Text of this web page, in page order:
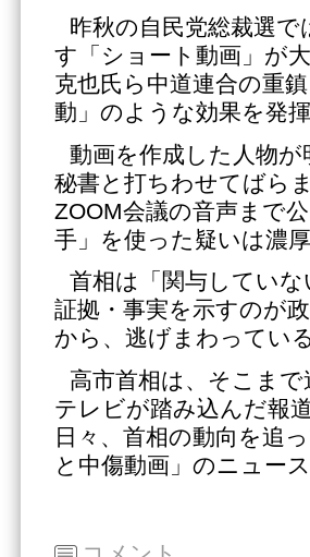
昨秋の自民党総裁選
す「ショート動画」が
克也氏ら中道連合の重
動」のような効果を発
動画を作成した人物
秘書と打ちわせてばら
ZOOM会議の音声まで
手」を使った疑いは濃厚
首相は「関与してい
証拠・事実を示すのが
から、逃げまわってい
高市首相は、そこま
テレビが踏み込んだ報
日々、首相の動向を追
と中傷動画」のニュー